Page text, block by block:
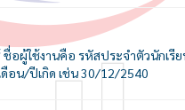
ชื่อผู้ใช้งานคือ รหัสประจำตัวนักเรี
อน/ปีเกิด เช่น 30/12/2540